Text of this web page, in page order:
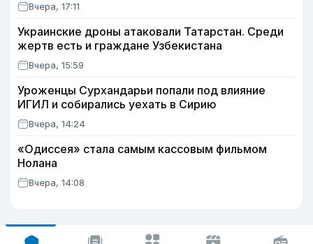
Вчера, 17:11
Украинские дроны атаковали Татарстан. Среди
жертв есть и граждане Узбекистана
Вчера, 15:59
Уроженцы Сурхандарьи попали под влияние
ИГИЛ и собирались уехать в Сирию
Вчера, 14:24
«Одиссея» стала самым кассовым фильмом
Нолана
Вчера, 14:08